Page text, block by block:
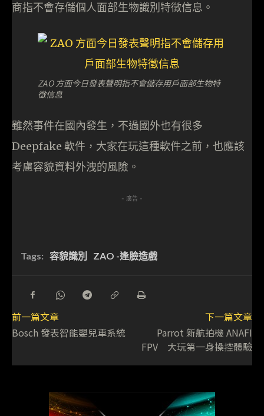
商指不會存儲個人面部生物識別特徵信息。
ZAO 方面今日發表聲明指不會儲存用戶面部生物特
徵信息
雖然事件在國內發生，不過國外也有很多
Deepfake 軟件，大家在玩這種軟件之前，也應該
考慮容貌資料外洩的風險。
- 廣告 -
Tags: 容貌識別 ZAO -逢臉造戲
前一篇文章
Bosch 發表智能嬰兒車系統
下一篇文章
Parrot 新航拍機 ANAFI
FPV 大玩第一身操控體驗